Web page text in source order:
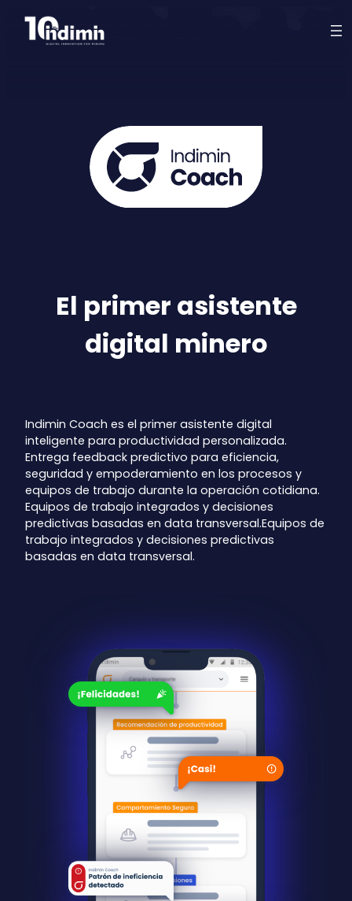
El primer asistente
digital minero
Indimin Coach es el primer asistente digital
inteligente para productividad personalizada.
Entrega feedback predictivo para eficiencia,
seguridad y empoderamiento en los procesos y
equipos de trabajo durante la operación cotidiana.
Equipos de trabajo integrados y decisiones
predictivas basadas en data transversal.Equipos de
trabajo integrados y decisiones predictivas
basadas en data transversal.